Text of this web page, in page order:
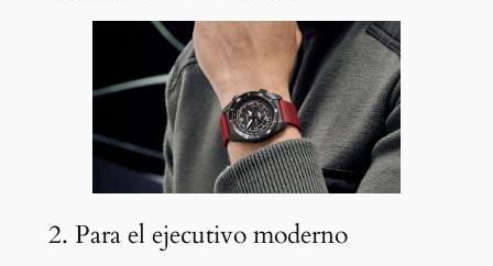
2. Para el ejecutivo moderno